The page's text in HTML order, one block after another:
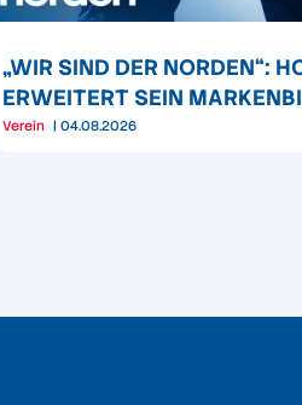
„WIR SIND DER NORDEN“:
ERWEITERT SEIN
Verein 04.08.2026